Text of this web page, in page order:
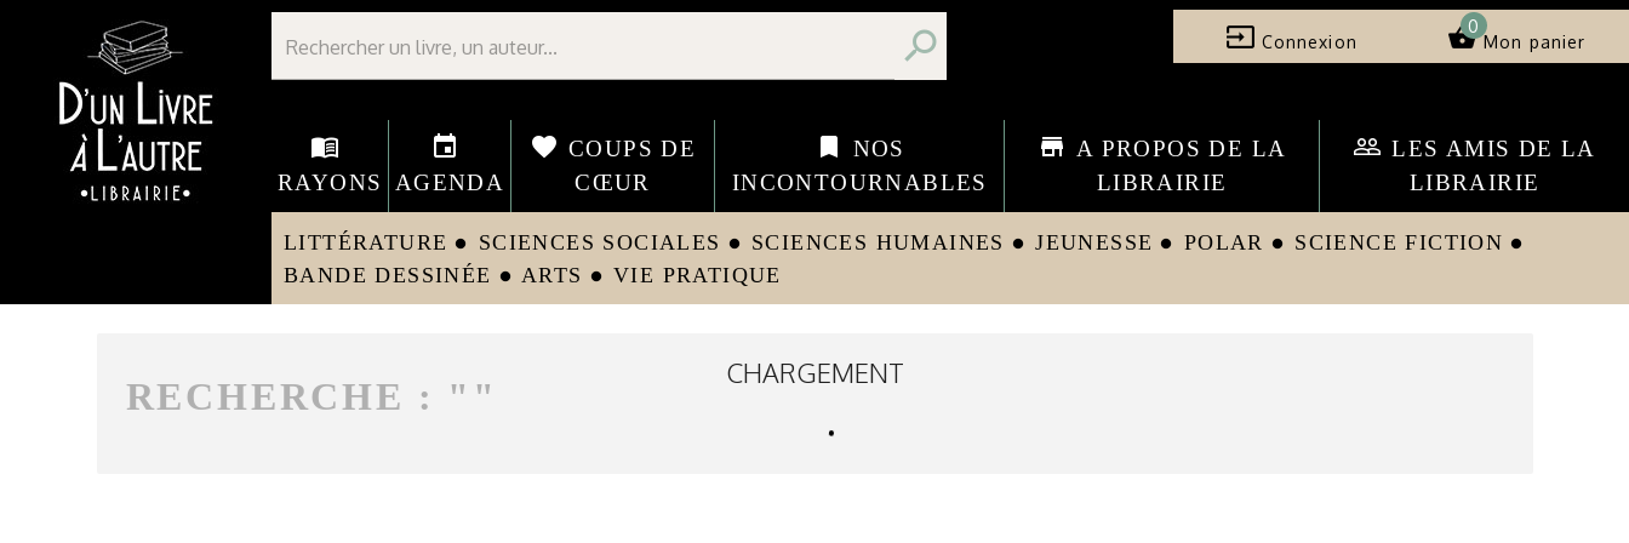
Librairie D'un livre à l'autre - Avranches
search input Connexion shopping_basket
0
Mon panier
menu_book
RAYONS
event
AGENDA
favorite COUPS DE
CŒUR
bookmark
NOS
INCONTOURNABLES
store A PROPOS DE LA
LIBRAIRIE
people_outline LES AMIS DE LA
LIBRAIRIE
LITTÉRATURE circle SCIENCES SOCIALES circle SCIENCES HUMAINES circle JEUNESSE circle POLAR circle SCIENCE FICTION circle
BANDE DESSINÉE circle ARTS circle VIE PRATIQUE
RECHERCHE : " "
CHARGEMENT